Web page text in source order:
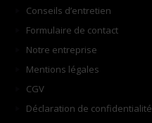
Conseils d’entretien
Formulaire de contact
Notre entreprise
Mentions légales
CGV
Déclaration de confidentialité